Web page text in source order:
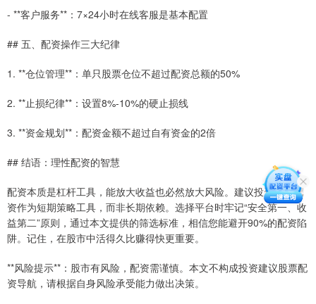
- **客户服务**：7×24小时在线客服是基本配置
## 五、配资操作三大纪律
1. **仓位管理**：单只股票仓位不超过配资总额的50%
2. **止损纪律**：设置8%-10%的硬止损线
3. **资金规划**：配资金额不超过自有资金的2倍
## 结语：理性配资的智慧
配资本质是杠杆工具，能放大收益也必然放大风险。建议投资者将配
资作为短期策略工具，而非长期依赖。选择平台时牢记“安全第一、收
益第二”原则，通过本文提供的筛选标准，相信您能避开90%的配资陷
阱。记住，在股市中活得久比赚得快更重要。
**风险提示**：股市有风险，配资需谨慎。本文不构成投资建议股票配
资导航，请根据自身风险承受能力做出决策。